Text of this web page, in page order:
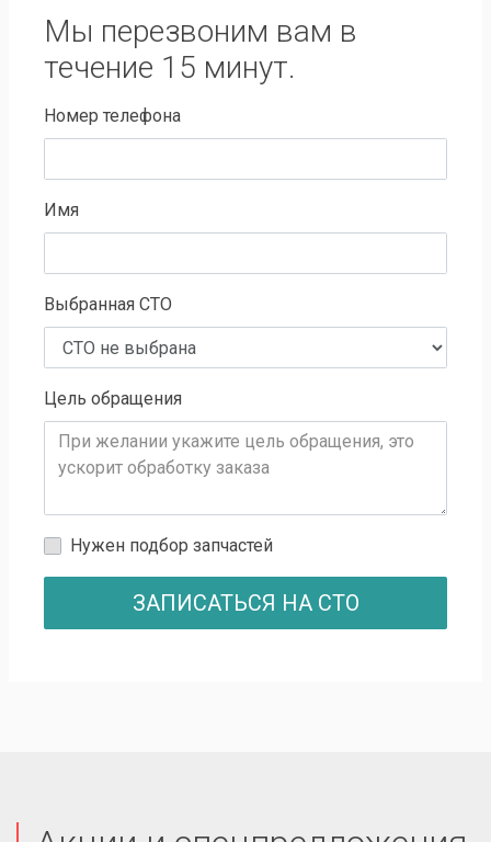
Мы перезвоним вам в
течение 15 минут.
Номер телефона
Имя
Выбранная СТО
Цель обращения
Нужен подбор запчастей
ЗАПИСАТЬСЯ НА СТО